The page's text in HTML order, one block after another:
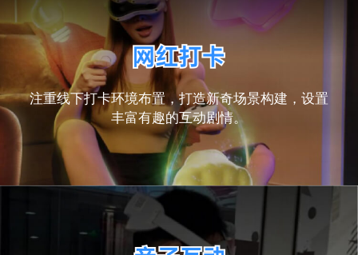
注重线下打卡环境布置，打造新奇场景构建，设置
丰富有趣的互动剧情。